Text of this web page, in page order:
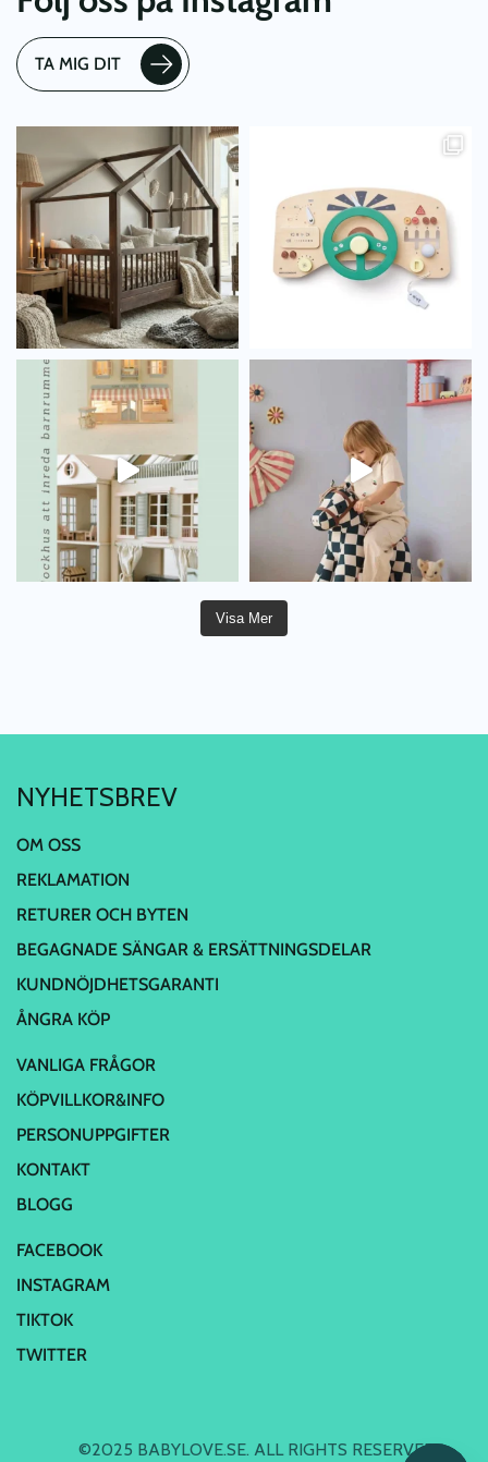
TA MIG DIT
Visa Mer
NYHETSBREV
OM OSS
REKLAMATION
RETURER OCH BYTEN
BEGAGNADE SÄNGAR & ERSÄTTNINGSDELAR
KUNDNÖJDHETSGARANTI
ÅNGRA KÖP
VANLIGA FRÅGOR
KÖPVILLKOR&INFO
PERSONUPPGIFTER
KONTAKT
BLOGG
FACEBOOK
INSTAGRAM
TIKTOK
TWITTER
©2025 BABYLOVE.SE. ALL RIGHTS RESERVED